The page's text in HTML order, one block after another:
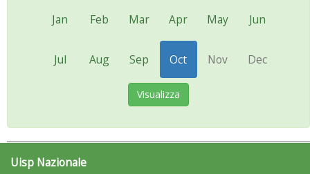
Jan Feb Mar Apr May Jun
Jul Aug Sep Oct Nov Dec
Visualizza
Uisp Nazionale